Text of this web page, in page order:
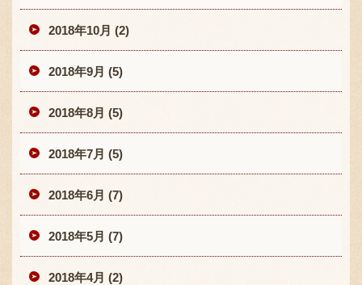
2018年10月 (2)
2018年9月 (5)
2018年8月 (5)
2018年7月 (5)
2018年6月 (7)
2018年5月 (7)
2018年4月 (2)